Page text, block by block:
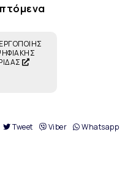
Tweet Viber Whatsapp